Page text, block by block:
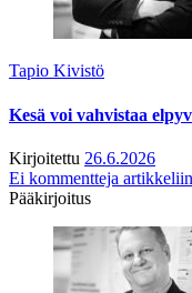
Tapio Kivistö
Kesä voi vahvistaa
Kirjoitettu 26.6.2026
Ei kommentteja
Pääkirjoitus